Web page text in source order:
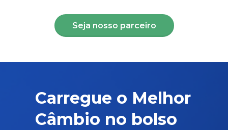
Seja nosso parceiro
Carregue o Melhor
Câmbio no bolso